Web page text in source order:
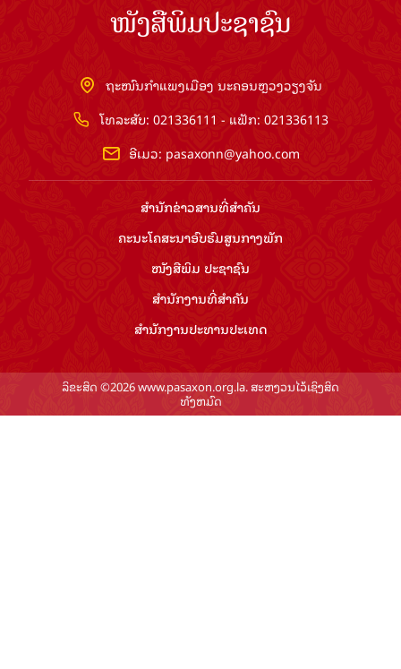
ໜັງສືພິມປະຊາຊົນ
ຖະໜົນກຳແພງເມືອງ ນະຄອນຫຼວງວຽງຈັນ
ໂທລະສັບ: 021336111 - ແຟັກ: 021336113
ອີເມວ: pasaxonn@yahoo.com
ສຳ​ນັກ​ຂ່າວ​ສານ​ທີ່​ສຳ​ຄັນ​
ຄະນະໂຄສະນາອົບຮົມ​ສູນ​ກາງ​ພັກ
ໜັງສືພິມ ປະ​ຊາ​ຊົນ
ສຳ​ນັກ​ງານ​ທີ່​ສຳ​ຄັນ
ສຳ​ນັກ​ງານ​ປະ​ທານ​ປະ​ເທດ
ລິຂະສິດ ©2026 www.pasaxon.org.la. ສະຫງວນໄວ້ເຊິງສິດ
ທັງຫມົດ